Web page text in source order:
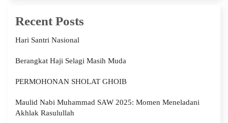
Recent Posts
Hari Santri Nasional
Berangkat Haji Selagi Masih Muda
PERMOHONAN SHOLAT GHOIB
Maulid Nabi Muhammad SAW 2025: Momen Meneladani
Akhlak Rasulullah